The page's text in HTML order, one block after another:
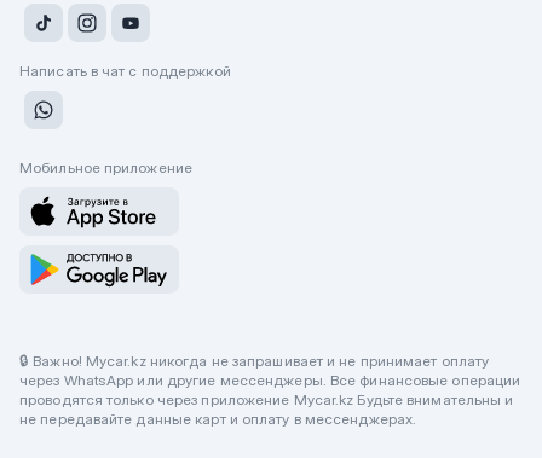
Написать в чат с поддержкой
Мобильное приложение
🔒 Важно! Mycar.kz никогда не запрашивает и не принимает оплату
через WhatsApp или другие мессенджеры. Все финансовые операции
проводятся только через приложение Mycar.kz Будьте внимательны и
не передавайте данные карт и оплату в мессенджерах.